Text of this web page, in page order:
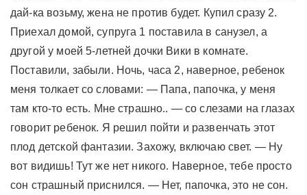
дай-ка возьму, жена не против будет. Купил сразу 2.
Приехал домой, супруга 1 поставила в санузел, а
другой у моей 5-летней дочки Вики в комнате.
Поставили, забыли. Ночь, часа 2, наверное, ребенок
меня толкает со словами: — Папа, папочка, у меня
там кто-то есть. Мне страшно.. — со слезами на глазах
говорит ребенок. Я решил пойти и развенчать этот
плод детской фантазии. Захожу, включаю свет. — Ну
вот видишь! Тут же нет никого. Наверное, тебе просто
сон страшный приснился. — Нет, папочка, это не сон.